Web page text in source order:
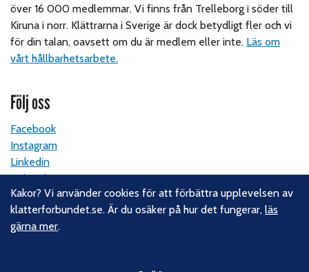
över 16 000 medlemmar. Vi finns från Trelleborg i söder till
Kiruna i norr. Klättrarna i Sverige är dock betydligt fler och vi
för din talan, oavsett om du är medlem eller inte. Läs om
vårt hållbarhetsarbete.
Följ oss
Facebook
Instagram
Linkedin
Nyhetsbrev
Kontakt
Kakor? Vi använder cookies för att förbättra upplevelsen av
klatterforbundet.se. Är du osäker på hur det fungerar,läs
gärna mer.